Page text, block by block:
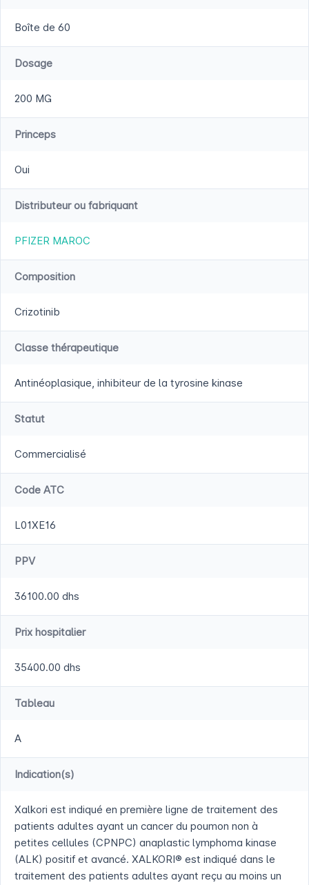
Boîte de 60
Dosage
200 MG
Princeps
Oui
Distributeur ou fabriquant
PFIZER MAROC
Composition
Crizotinib
Classe thérapeutique
Antinéoplasique, inhibiteur de la tyrosine kinase
Statut
Commercialisé
Code ATC
L01XE16
PPV
36100.00 dhs
Prix hospitalier
35400.00 dhs
Tableau
A
Indication(s)
Xalkori est indiqué en première ligne de traitement des
patients adultes ayant un cancer du poumon non à
petites cellules (CPNPC) anaplastic lymphoma kinase
(ALK) positif et avancé. XALKORI® est indiqué dans le
traitement des patients adultes ayant reçu au moins un